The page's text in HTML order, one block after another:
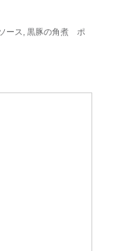
ース, 黒豚の角煮 ポ